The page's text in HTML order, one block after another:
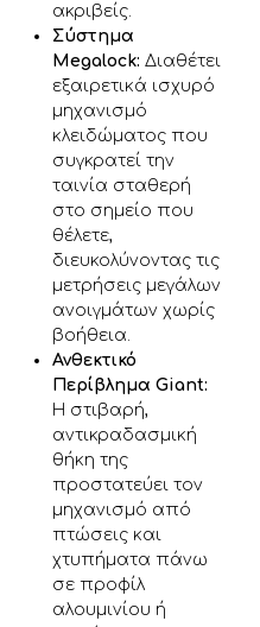
ακριβείς.
Σύστημα
Megalock: Διαθέτει
εξαιρετικά ισχυρό
μηχανισμό
κλειδώματος που
συγκρατεί την
ταινία σταθερή
στο σημείο που
θέλετε,
διευκολύνοντας τις
μετρήσεις μεγάλων
ανοιγμάτων χωρίς
βοήθεια.
Ανθεκτικό
Περίβλημα Giant:
Η στιβαρή,
αντικραδασμική
θήκη της
προστατεύει τον
μηχανισμό από
πτώσεις και
χτυπήματα πάνω
σε προφίλ
αλουμινίου ή